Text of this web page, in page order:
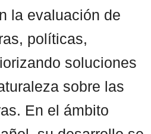
la evaluación de
políticas,
soluciones
sobre las
En el ámbito